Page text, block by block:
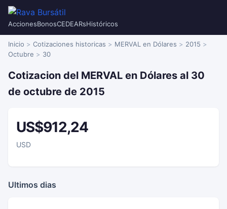
AccionesBonosCEDEARsHistóricos
Inicio Cotizaciones historicas MERVAL en Dólares
2015
Octubre
30
Cotizacion del MERVAL en Dólares al 30
de octubre de 2015
US$912,24
USD
Ultimos dias